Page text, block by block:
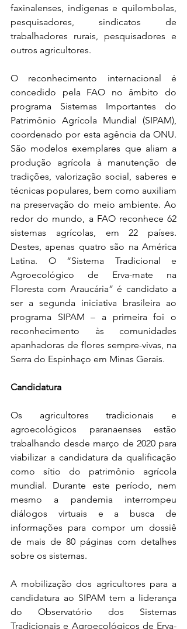
faxinalenses, indígenas e quilombolas,
pesquisadores, sindicatos de
trabalhadores rurais, pesquisadores e
outros agricultores.
O reconhecimento internacional é
concedido pela FAO no âmbito do
programa Sistemas Importantes do
Patrimônio Agrícola Mundial (SIPAM),
coordenado por esta agência da ONU.
São modelos exemplares que aliam a
produção agrícola à manutenção de
tradições, valorização social, saberes e
técnicas populares, bem como auxiliam
na preservação do meio ambiente. Ao
redor do mundo, a FAO reconhece 62
sistemas agrícolas, em 22 países.
Destes, apenas quatro são na América
Latina. O “Sistema Tradicional e
Agroecológico de Erva-mate na
Floresta com Araucária” é candidato a
ser a segunda iniciativa brasileira ao
programa SIPAM – a primeira foi o
reconhecimento às comunidades
apanhadoras de flores sempre-vivas, na
Serra do Espinhaço em Minas Gerais.
Candidatura
Os agricultores tradicionais e
agroecológicos paranaenses estão
trabalhando desde março de 2020 para
viabilizar a candidatura da qualificação
como sítio do patrimônio agrícola
mundial. Durante este período, nem
mesmo a pandemia interrompeu
diálogos virtuais e a busca de
informações para compor um dossiê
de mais de 80 páginas com detalhes
sobre os sistemas.
A mobilização dos agricultores para a
candidatura ao SIPAM tem a liderança
do Observatório dos Sistemas
Tradicionais e Agroecológicos de Erva-